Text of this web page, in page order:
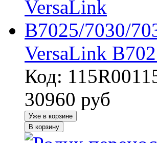
VersaLink
Код:
30960 руб
Уже в корзине
В корзину